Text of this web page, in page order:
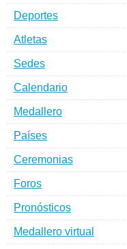
Deportes
Atletas
Sedes
Calendario
Medallero
Países
Ceremonias
Foros
Pronósticos
Medallero virtual